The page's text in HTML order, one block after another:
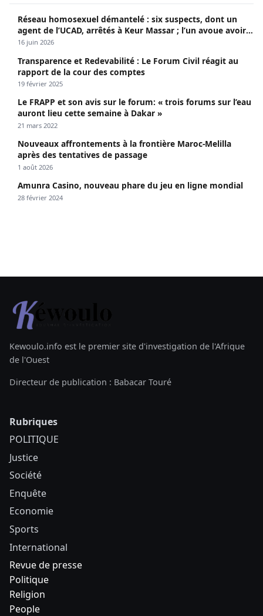
Réseau homosexuel démantelé : six suspects, dont un
agent de l’UCAD, arrêtés à Keur Massar ; l’un avoue avoir
propagé le VIH depuis 2018
16 juin 2026
Transparence et Redevabilité : Le Forum Civil réagit au
rapport de la cour des comptes
19 février 2025
Le FRAPP et son avis sur le forum: « trois forums sur l’eau
auront lieu cette semaine à Dakar »
21 mars 2022
Nouveaux affrontements à la frontière Maroc-Melilla
après des tentatives de passage
1 août 2026
Amunra Casino, nouveau phare du jeu en ligne mondial
28 février 2024
Kewoulo.info est le premier site d'investigation de l'Afrique
de l'Ouest
Directeur de publication : Babacar Touré
Rubriques
POLITIQUE
Justice
Société
Enquête
Economie
Sports
International
Revue de presse
Politique
Religion
People